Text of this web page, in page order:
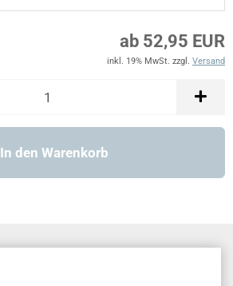
ab 52,95 EUR
inkl. 19% MwSt. zzgl. Versand
In den Warenkorb